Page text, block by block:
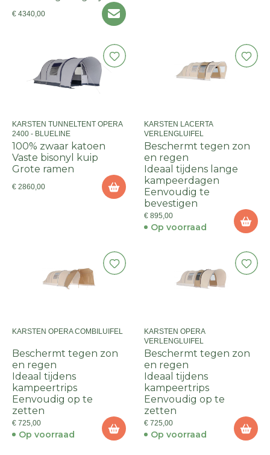
€ 4340,00
KARSTEN TUNNELTENT OPERA
2400 - BLUELINE
100% zwaar katoen
Vaste bisonyl kuip
Grote ramen
€ 2860,00
KARSTEN LACERTA
VERLENGLUIFEL
Beschermt tegen zon
en regen
Ideaal tijdens lange
kampeerdagen
Eenvoudig te
bevestigen
€ 895,00
Op voorraad
KARSTEN OPERA COMBILUIFEL
Beschermt tegen zon
en regen
Ideaal tijdens
kampeertrips
Eenvoudig op te
zetten
€ 725,00
Op voorraad
KARSTEN OPERA
VERLENGLUIFEL
Beschermt tegen zon
en regen
Ideaal tijdens
kampeertrips
Eenvoudig op te
zetten
€ 725,00
Op voorraad